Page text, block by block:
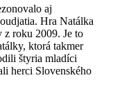
aj
Hra Natálka
z roku 2009. Je to
ktorá takmer
štyria mladíci
herci Slovenského